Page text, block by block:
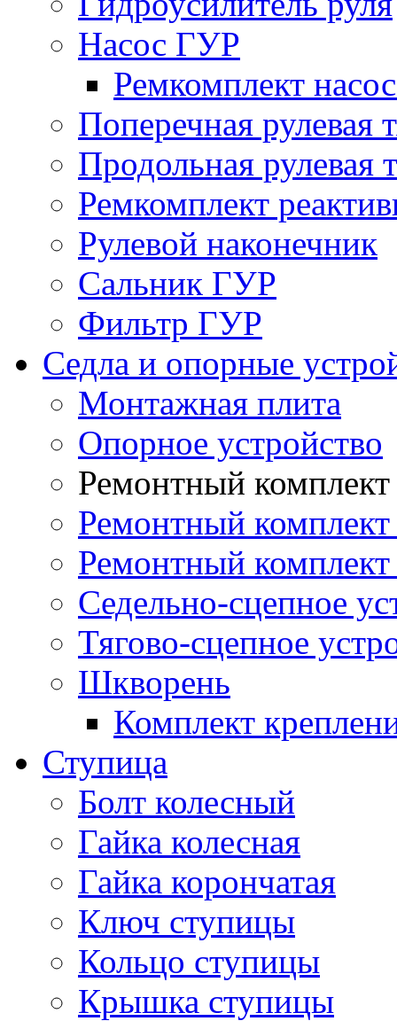
Насос ГУР
Ремкомплект
Поперечная рулевая
Продольная рулевая
Ремкомплект
Рулевой наконечник
Сальник ГУР
Фильтр ГУР
Седла и опорные
Монтажная плита
Опорное устройство
Ремонтный комплект
Ремонтный
Ремонтный комплект
Седельно-сцепное
Тягово-сцепное
Шкворень
Комплект
Ступица
Болт колесный
Гайка колесная
Гайка корончатая
Ключ ступицы
Кольцо ступицы
Крышка ступицы